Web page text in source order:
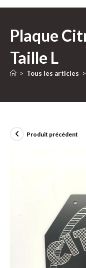
Plaque
Taille L
> Tous les articles >
Produit précédent